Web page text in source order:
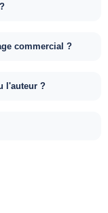
commercial ?
l'auteur ?